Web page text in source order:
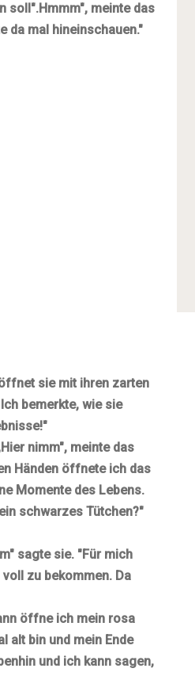
soll".Hmmm", meinte das
da mal hineinschauen."
sie mit ihren zarten
bemerkte, wie sie
nimm", meinte das
Händen öffnete ich das
Momente des Lebens.
schwarzes Tütchen?"
sagte sie. "Für mich
zu bekommen. Da
öffne ich mein rosa
alt bin und mein Ende
und ich kann sagen,